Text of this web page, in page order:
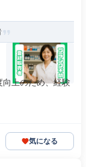
上のため、経験
気になる